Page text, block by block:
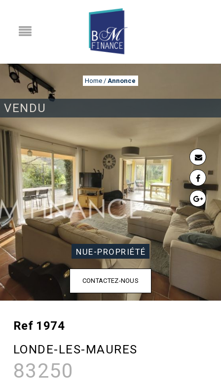
VENDU
Home / Annonce
ANNONCE
NUE-PROPRIÉTÉ
CONTACTEZ-NOUS
Ref 1974
LONDE-LES-MAURES
83250